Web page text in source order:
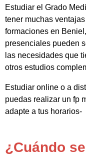
Estudiar el Grado
tener muchas
formaciones en
presenciales pueden
las necesidades que
otros estudios
Estudiar online o a
puedas realizar un fp
adapte a tus horarios-
¿Cuándo